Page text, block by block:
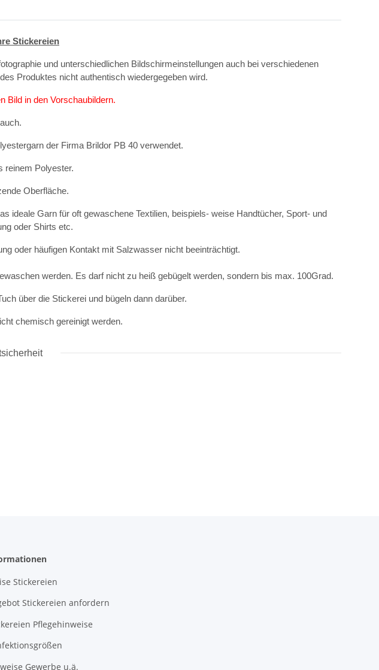
Stickereien
und unterschiedlichen Bildschirmeinstellungen auch bei verschiedenen
Produktes nicht authentisch wiedergegeben wird.
Bild in den Vorschaubildern.
der Firma Brildor PB 40 verwendet.
reinem Polyester.
Oberfläche.
ideale Garn für oft gewaschene Textilien, beispiels- weise Handtücher, Sport- und
oder Shirts etc.
oder häufigen Kontakt mit Salzwasser nicht beeinträchtigt.
werden. Es darf nicht zu heiß gebügelt werden, sondern bis max. 100Grad.
über die Stickerei und bügeln dann darüber.
chemisch gereinigt werden.
Stickereien
Stickereien anfordern
Pflegehinweise
Gewerbe u.ä.